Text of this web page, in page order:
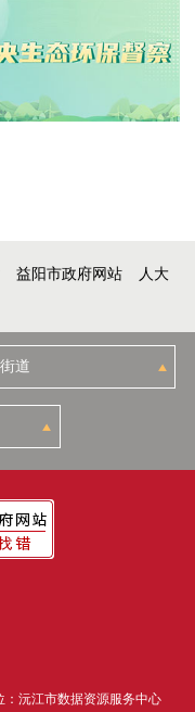
益阳市政府网站
人大
沅江市数据资源服务中心